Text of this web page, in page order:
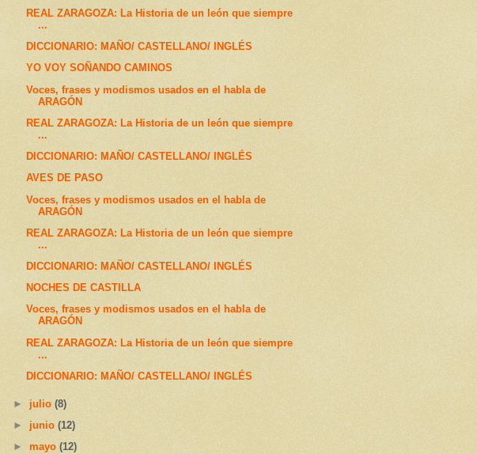
REAL ZARAGOZA: La Historia de un león que siempre
...
DICCIONARIO: MAÑO/ CASTELLANO/ INGLÉS
YO VOY SOÑANDO CAMINOS
Voces, frases y modismos usados en el habla de
ARAGÓN
REAL ZARAGOZA: La Historia de un león que siempre
...
DICCIONARIO: MAÑO/ CASTELLANO/ INGLÉS
AVES DE PASO
Voces, frases y modismos usados en el habla de
ARAGÓN
REAL ZARAGOZA: La Historia de un león que siempre
...
DICCIONARIO: MAÑO/ CASTELLANO/ INGLÉS
NOCHES DE CASTILLA
Voces, frases y modismos usados en el habla de
ARAGÓN
REAL ZARAGOZA: La Historia de un león que siempre
...
DICCIONARIO: MAÑO/ CASTELLANO/ INGLÉS
► julio(8)
► junio(12)
►mayo(12)